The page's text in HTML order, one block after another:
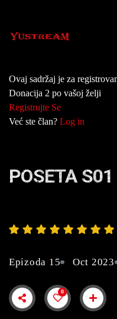
Ovaj sadržaj je za
Donacija 2 po vašoj želji
Registrujte Se
Već ste član? Log in
POSETA
Epizoda 15 Oct 2023
0